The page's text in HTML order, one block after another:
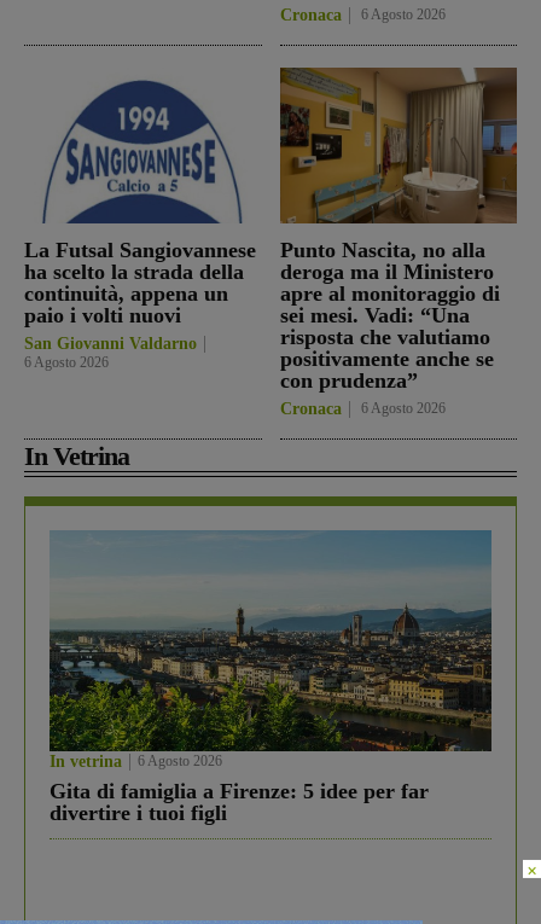
Cronaca 6 Agosto 2026
La Futsal Sangiovannese
ha scelto la strada della
continuità, appena un
paio i volti nuovi
San Giovanni Valdarno
6 Agosto 2026
Punto Nascita, no alla
deroga ma il Ministero
apre al monitoraggio di
sei mesi. Vadi: “Una
risposta che valutiamo
positivamente anche se
con prudenza”
Cronaca 6 Agosto 2026
In Vetrina
In vetrina 6 Agosto 2026
Gita di famiglia a Firenze: 5 idee per far
divertire i tuoi figli
×